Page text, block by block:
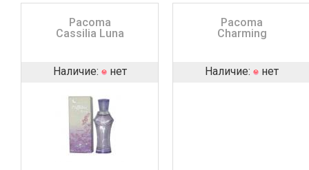
Pacoma
Cassilia Luna
Наличие: нет
Pacoma
Charming
Наличие: нет